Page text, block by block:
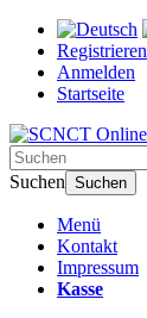
Registrieren
Anmelden
Startseite
Suchen Suchen
Menü
Kontakt
Impressum
Kasse